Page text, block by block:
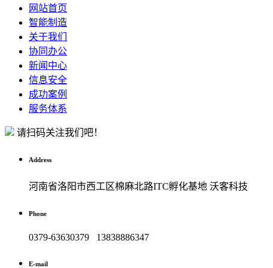
网站首页
智能制造
关于我们
协同办公
新闻中心
信息安全
成功案例
服务体系
请扫码关注我们吧！
Address
河南省洛阳市西工区棉麻北路ITC孵化基地 沃客科技
Phone
0379-63630379 13838886347
E-mail